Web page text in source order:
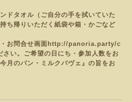
ドタオル（ご自分の手を拭いていた
ち帰りいただく紙袋や箱・かごなど
お問合せ画面 http://panoria.party/c
い。 ご希望の日にち・参加人数をお
月のパン・ミルクパヴェ 』の旨をお